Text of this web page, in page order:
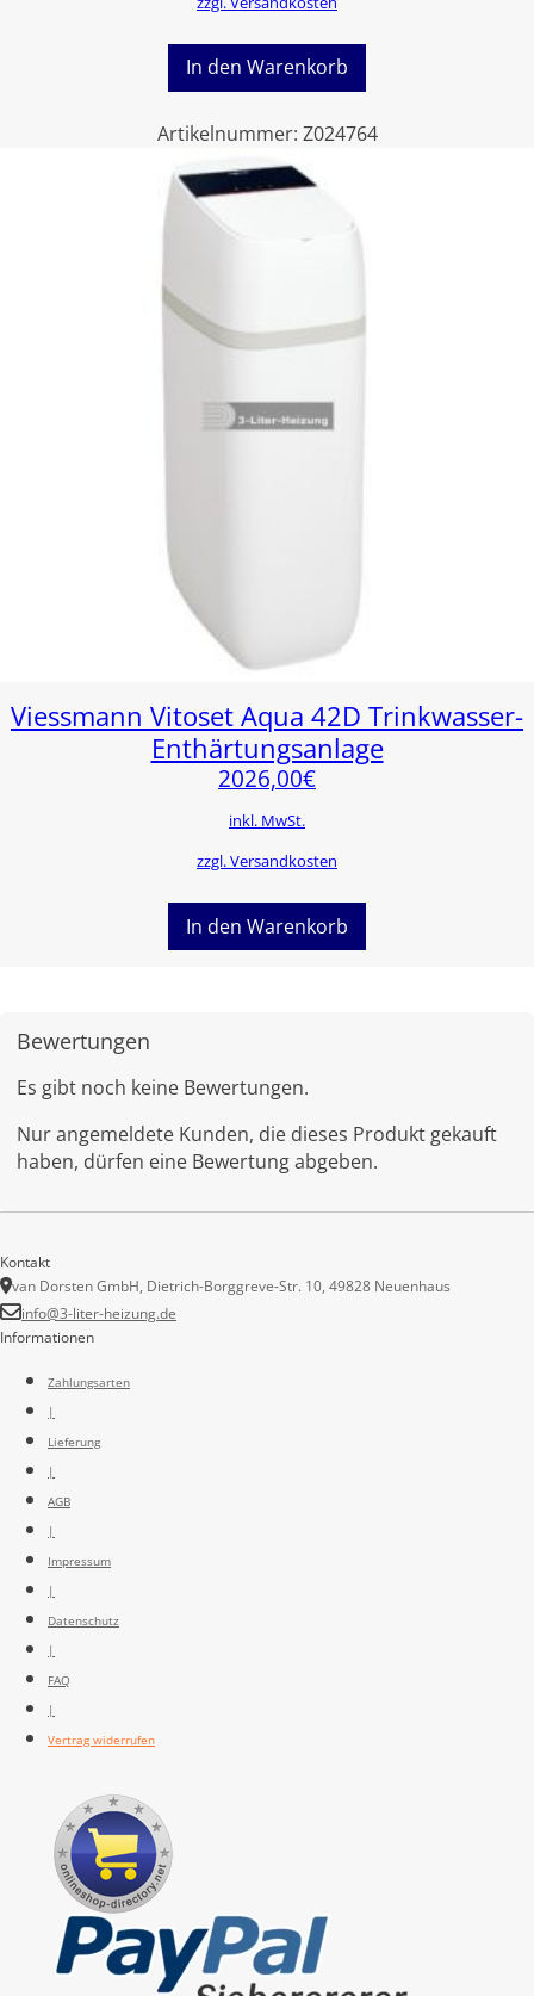
In den Warenkorb
Artikelnummer: Z024764
Viessmann Vitoset Aqua 42D Trinkwasser-
Enthärtungsanlage
2026,00€
inkl. MwSt.
zzgl. Versandkosten
In den Warenkorb
Bewertungen
Es gibt noch keine Bewertungen.
Nur angemeldete Kunden, die dieses Produkt gekauft
haben, dürfen eine Bewertung abgeben.
Informationen
Zahlungsarten
|
Lieferung
|
AGB
|
Impressum
|
Datenschutz
|
FAQ
|
Vertrag widerrufen
Kontakt
van Dorsten GmbH, Dietrich-Borggreve-Str. 10, 49828 Neuenhaus
info@3-liter-heizung.de